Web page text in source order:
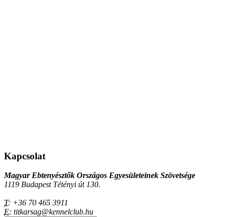
Kapcsolat
Magyar Ebtenyésztők Országos Egyesületeinek Szövetsége
1119 Budapest Tétényi út 130.
T: +36 70 465 3911
E: titkarsag@kennelclub.hu